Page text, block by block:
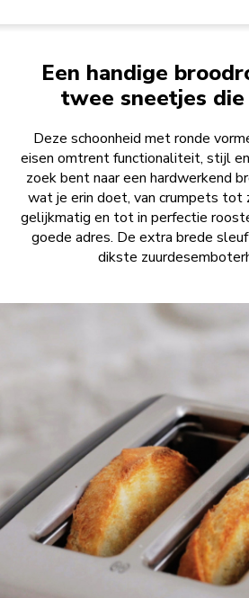
Een handige
twee sneetjes
Deze schoonheid met ronde
eisen omtrent functionaliteit, stijl
zoek bent naar een hardwerkend
wat je erin doet, van crumpets tot
gelijkmatig en tot in perfectie
goede adres. De extra brede
dikste